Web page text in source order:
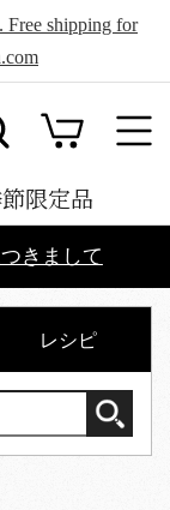
Free shipping for
限定品
きまして
レシピ